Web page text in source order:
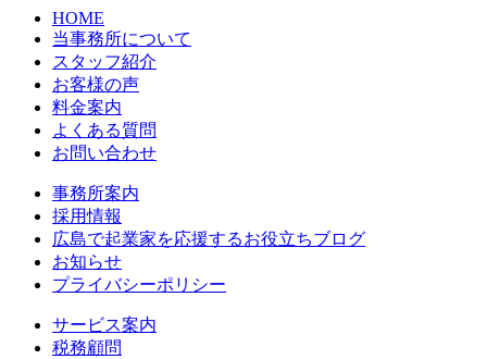
HOME
当事務所について
スタッフ紹介
お客様の声
料金案内
よくある質問
お問い合わせ
事務所案内
採用情報
広島で起業家を応援するお役立ちブログ
お知らせ
プライバシーポリシー
サービス案内
税務顧問